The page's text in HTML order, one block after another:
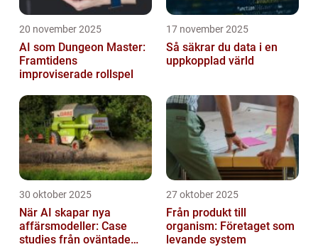
20 november 2025
AI som Dungeon Master:
Framtidens
improviserade rollspel
17 november 2025
Så säkrar du data i en
uppkopplad värld
30 oktober 2025
När AI skapar nya
affärsmodeller: Case
studies från oväntade
27 oktober 2025
Från produkt till
organism: Företaget som
levande system